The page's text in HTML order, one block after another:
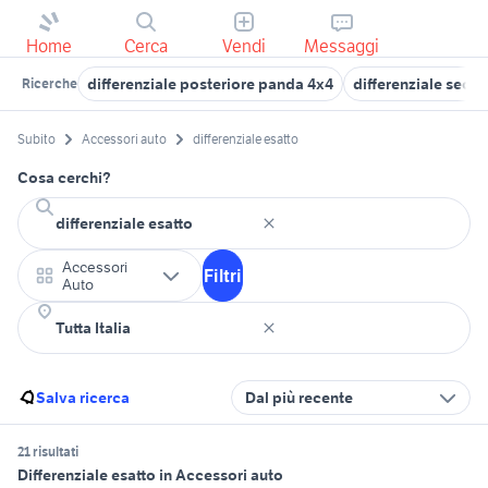
Home Cerca Vendi Messaggi
Ricerche differenziale posteriore panda 4x4 differenziale
Subito Accessori auto differenziale esatto
Cosa cerchi?
Accessori
Auto
Filtri
Salva ricerca Dal più recente
21 risultati
Differenziale esatto in Accessori auto